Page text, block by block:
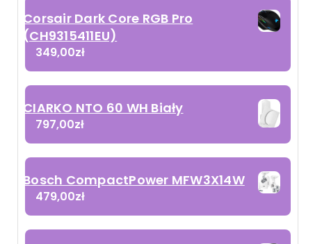
Corsair Dark Core RGB Pro
(CH9315411EU)
349,00zł
CIARKO NTO 60 WH Biały
797,00zł
Bosch CompactPower MFW3X14W
479,00zł